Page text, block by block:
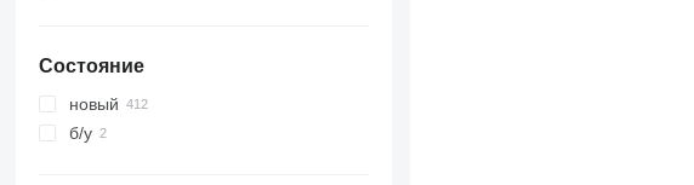
Состояние
новый
б/у